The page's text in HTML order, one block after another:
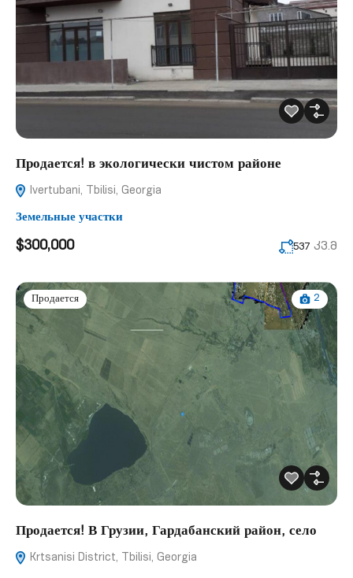
Продается! в экологически чистом районе
Ivertubani, Tbilisi, Georgia
Земельные участки
$300,000 537 კვ.მ
Продается 2
Продается! В Грузии, Гардабанский район, село
Krtsanisi District, Tbilisi, Georgia